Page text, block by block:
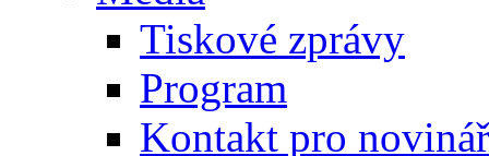
Tiskové zprávy
Program
Kontakt pro